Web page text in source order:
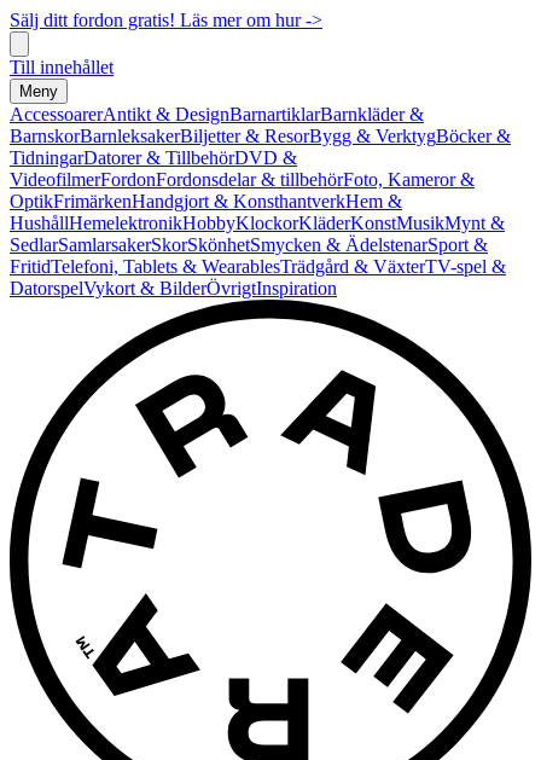
Sälj ditt fordon gratis! Läs mer om hur ->
Till innehållet
Meny
AccessoarerAntikt & DesignBarnartiklarBarnkläder &
BarnskorBarnleksakerBiljetter & ResorBygg & VerktygBöcker &
TidningarDatorer & TillbehörDVD &
VideofilmerFordonFordonsdelar & tillbehörFoto, Kameror &
OptikFrimärkenHandgjort & KonsthantverkHem &
HushållHemelektronikHobbyKlockorKläderKonstMusikMynt &
SedlarSamlarsakerSkorSkönhetSmycken & ÄdelstenarSport &
FritidTelefoni, Tablets & WearablesTrädgård & VäxterTV-spel &
DatorspelVykort & BilderÖvrigtInspiration